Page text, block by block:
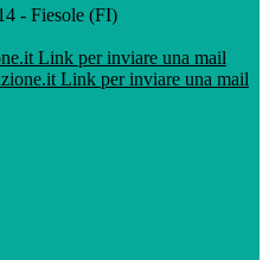
- Fiesole (FI)
Link per inviare una mail
Link per inviare una mail